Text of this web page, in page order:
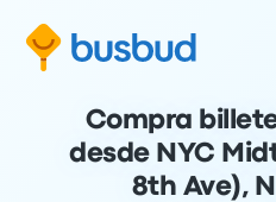
Compra
desde NYC
8th Ave),